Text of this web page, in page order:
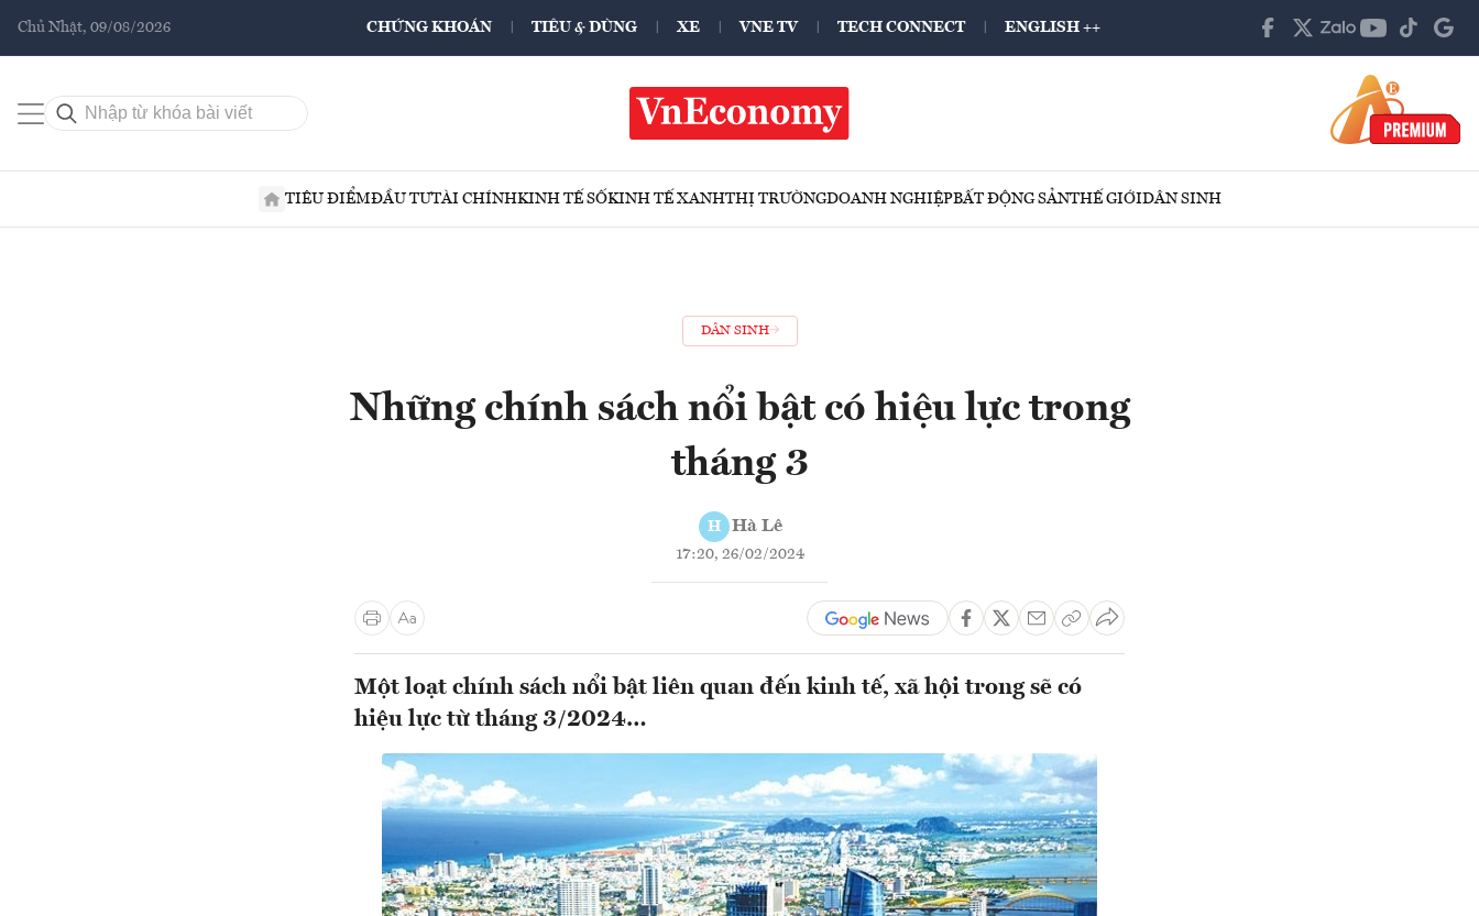
Chủ Nhật, 09/08/2026 CHỨNG KHOÁN TIÊU & DÙNG XE VNE TV TECH CONNECT ENGLISH ++
TIÊU ĐIỂMĐẦU TƯTÀI CHÍNHKINH TẾ SỐKINH TẾ XANHTHỊ TRƯỜNGDOANH NGHIỆPBẤT ĐỘNG SẢNTHẾ GIỚIDÂN SINH
DÂN SINH
Những chính sách nổi bật có hiệu lực trong
tháng 3
H Hà Lê
17:20, 26/02/2024
Một loạt chính sách nổi bật liên quan đến kinh tế, xã hội trong sẽ có
hiệu lực từ tháng 3/2024…